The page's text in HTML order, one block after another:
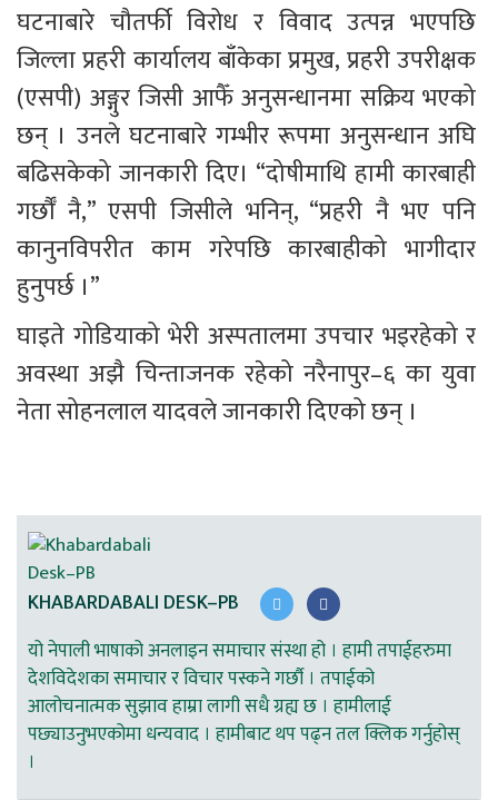
घटनाबारे चौतर्फी विरोध र विवाद उत्पन्न भएपछि
जिल्ला प्रहरी कार्यालय बाँकेका प्रमुख, प्रहरी उपरीक्षक
(एसपी) अङ्गुर जिसी आफैँ अनुसन्धानमा सक्रिय भएको
छन् । उनले घटनाबारे गम्भीर रूपमा अनुसन्धान अघि
बढिसकेको जानकारी दिए। “दोषीमाथि हामी कारबाही
गर्छौँ नै,” एसपी जिसीले भनिन्, “प्रहरी नै भए पनि
कानुनविपरीत काम गरेपछि कारबाहीको भागीदार
हुनुपर्छ ।”
घाइते गोडियाको भेरी अस्पतालमा उपचार भइरहेको र
अवस्था अझै चिन्ताजनक रहेको नरैनापुर–६ का युवा
नेता सोहनलाल यादवले जानकारी दिएको छन् ।
KHABARDABALI DESK–PB
यो नेपाली भाषाको अनलाइन समाचार संस्था हो । हामी तपाईहरुमा
देशविदेशका समाचार र विचार पस्कने गर्छौ । तपाईको
आलोचनात्मक सुझाव हाम्रा लागी सधै ग्रह्य छ । हामीलाई
पछ्याउनुभएकोमा धन्यवाद । हामीबाट थप पढ्न तल क्लिक गर्नुहोस्
।